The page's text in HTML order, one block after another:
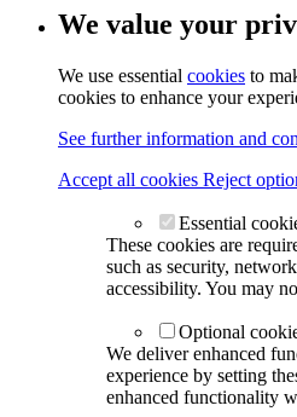
We value your
We use essential cookies to
cookies to enhance your
See further information and
Accept all cookies Reject
Essential
These cookies are
such as security,
accessibility. You may
Optional
We deliver enhanced
experience by setting
enhanced functionality